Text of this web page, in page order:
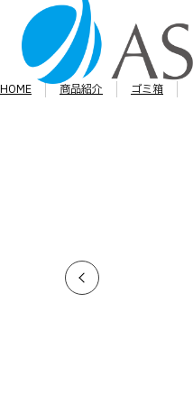
HOME 商品紹介 ゴミ箱